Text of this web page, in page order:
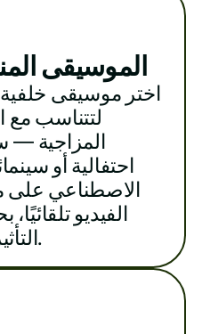
الموسيقى
اختر موسيقى
المزاجية —
احتفالية أو
الاصطناعي على
الفيديو
التأثير العاطفي المطلوب.